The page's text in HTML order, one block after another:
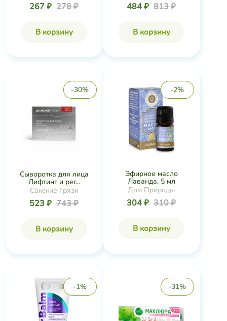
267 ₽ 278 ₽
В корзину
484 ₽ 813 ₽
В корзину
-30%
Сыворотка для лица
Лифтинг и рег...
Сакские Грязи
523 ₽ 743 ₽
В корзину
-2%
Эфирное масло
Лаванда, 5 мл
Дом Природы
304 ₽ 310 ₽
В корзину
-1% -31%